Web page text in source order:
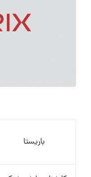
باریستا